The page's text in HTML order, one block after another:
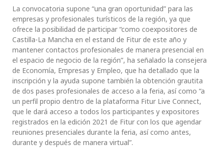
La convocatoria supone “una gran oportunidad” para las
empresas y profesionales turísticos de la región, ya que
ofrece la posibilidad de participar “como coexpositores de
Castilla-La Mancha en el estand de Fitur de este año y
mantener contactos profesionales de manera presencial en
el espacio de negocio de la región”, ha señalado la consejera
de Economía, Empresas y Empleo, que ha detallado que la
inscripción y la ayuda supone también la obtención grautita
de dos pases profesionales de acceso a la feria, así como “a
un perfil propio dentro de la plataforma Fitur Live Connect,
que le dará acceso a todos los participantes y expositores
registrados en la edición 2021 de Fitur con los que agendar
reuniones presenciales durante la feria, así como antes,
durante y después de manera virtual”.